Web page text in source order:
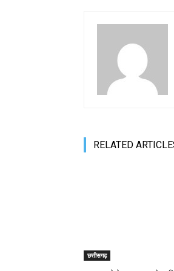
RELATED
छत्तीसगढ़